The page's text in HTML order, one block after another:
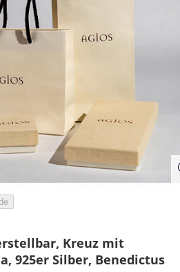
Kreuz mit
925er Silber, Benedictus